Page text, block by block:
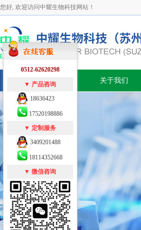
您好, 欢迎访问中耀生物科技网站！
网站首页 关于我们
0512-62620298
▼ 产品咨询
18636423
17520198886
▼ 定制服务
3409201488
18114352668
▼ 微信咨询